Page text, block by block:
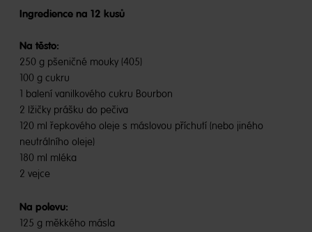
Ingredience na 12 kusů
Na těsto:
250 g pšeničné mouky (405)
100 g cukru
1 balení vanilkového cukru Bourbon
2 lžičky prášku do pečiva
120 ml řepkového oleje s máslovou příchutí (nebo jiného
neutrálního oleje)
180 ml mléka
2 vejce
Na polevu:
125 g měkkého másla